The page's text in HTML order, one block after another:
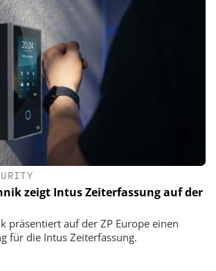
zeigt Intus Zeiterfassung auf der
präsentiert auf der ZP Europe einen
für die Intus Zeiterfassung.